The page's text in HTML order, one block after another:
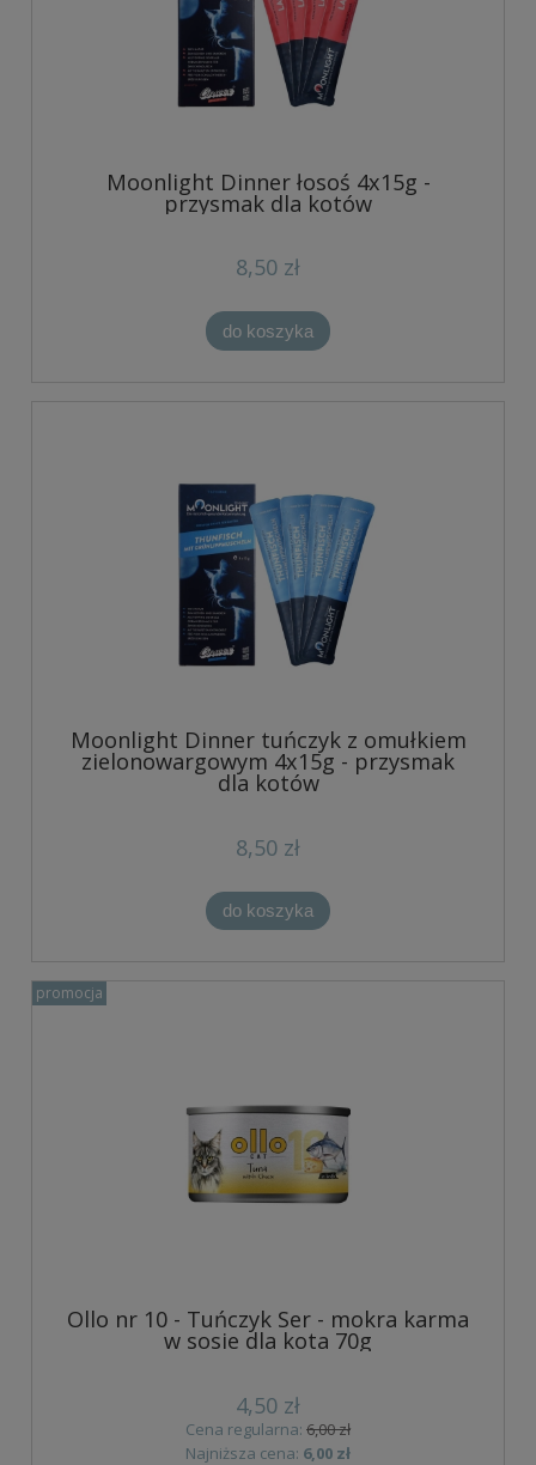
Moonlight Dinner łosoś 4x15g -
przysmak dla kotów
8,50 zł
do koszyka
Moonlight Dinner tuńczyk z omułkiem
zielonowargowym 4x15g - przysmak
dla kotów
8,50 zł
do koszyka
Ollo nr 10 - Tuńczyk Ser - mokra karma
w sosie dla kota 70g
4,50 zł
Cena regularna: 6,00 zł
Najniższa cena: 6,00 zł
promocja